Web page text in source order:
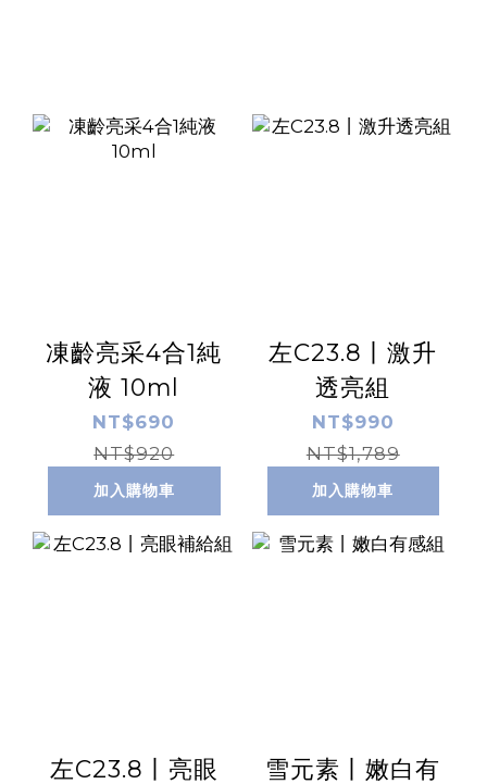
凍齡亮采4合1純
液 10ml
NT$690
NT$920
加入購物車
左C23.8丨激升
透亮組
NT$990
NT$1,789
加入購物車
左C23.8丨亮眼
雪元素丨嫩白有